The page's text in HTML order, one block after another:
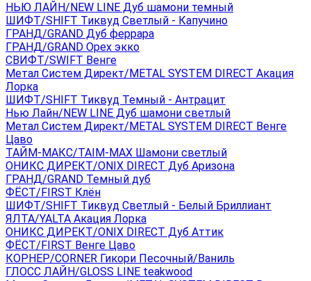
НЬЮ ЛАЙН/NEW LINE Дуб шамони темный
ШИФТ/SHIFT Тиквуд Светлый - Капучино
ГРАНД/GRAND Дуб феррара
ГРАНД/GRAND Орех экко
СВИФТ/SWIFT Венге
Метал Систем Директ/METAL SYSTEM DIRECT Акация
Лорка
ШИФТ/SHIFT Тиквуд Темный - Антрацит
Нью Лайн/NEW LINE Дуб шамони светлый
Метал Систем Директ/METAL SYSTEM DIRECT Венге
Цаво
ТАЙМ-МАКС/TAIM-MAX Шамони светлый
ОНИКС ДИРЕКТ/ONIX DIRECT Дуб Аризона
ГРАНД/GRAND Темный дуб
ФЁСТ/FIRST Клён
ШИФТ/SHIFT Тиквуд Светлый - Белый Бриллиант
ЯЛТА/YALTA Акация Лорка
ОНИКС ДИРЕКТ/ONIX DIRECT Дуб Аттик
ФЁСТ/FIRST Венге Цаво
КОРНЕР/CORNER Гикори Песочный/Ваниль
ГЛОСС ЛАЙН/GLOSS LINE teakwood